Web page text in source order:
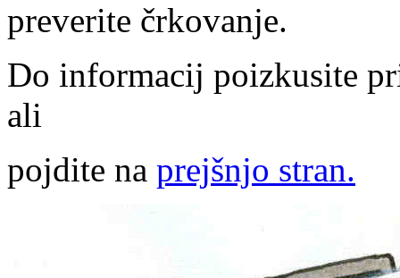
preverite črkovanje.
Do informacij poizkusite
ali
pojdite na prejšnjo stran.